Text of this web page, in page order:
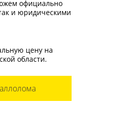
официально
и юридическими
цену на
области.